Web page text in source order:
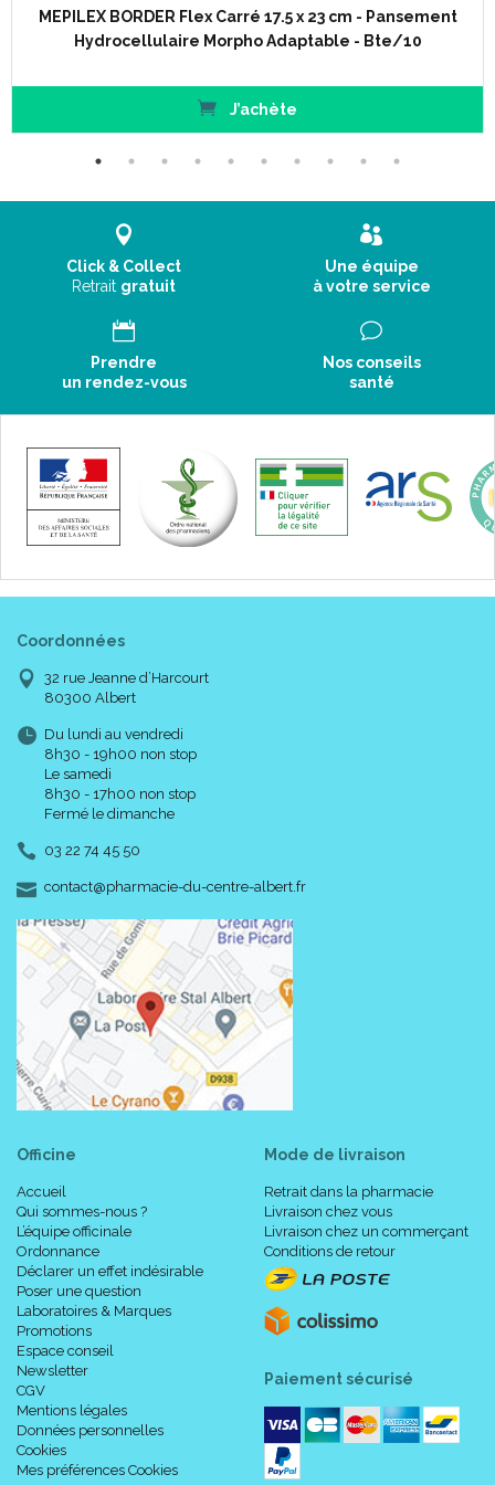
pansement primaire, les compresses Mesoft permettent l'
absorption des excédents d'exsudats.
Mode d' emploi :
Autres dimensions et/ou contionnements disponibles :
7, 5 x 7,5 cm - Boîte/10 Sachets de 2 Compresses
7, 5 x 7,5 cm - Boîte/25 Sachets de 2 Compresses
7, 5 x 7,5 cm - Boîte/50 Sachets de 2 Compresses
10 x 10 cm - Boîte/10 Sachets de 2 Compresses
Code ACL : 7607171
MEPILEX BORDER Flex Carré 17.5 x 23 cm - Pansement
Hydrocellulaire Morpho Adaptable - Bte/10
J’achète
Click & Collect
Retrait gratuit
Une équipe
à votre service
Prendre
un rendez-vous
Nos conseils
santé
Coordonnées
32 rue Jeanne d’Harcourt
80300 Albert
Du lundi au vendredi
8h30 - 19h00 non stop
Le samedi
8h30 - 17h00 non stop
Fermé le dimanche
03 22 74 45 50
contact-
@-
pharmacie-du-centre-albert.fr
Officine
Accueil
Qui sommes-nous ?
L’équipe officinale
Ordonnance
Déclarer un effet indésirable
Poser une question
Laboratoires & Marques
Promotions
Espace conseil
Newsletter
CGV
Mentions légales
Données personnelles
Cookies
Mes préférences Cookies
Mode de livraison
Retrait dans la pharmacie
Livraison chez vous
Livraison chez un commerçant
Conditions de retour
Paiement sécurisé